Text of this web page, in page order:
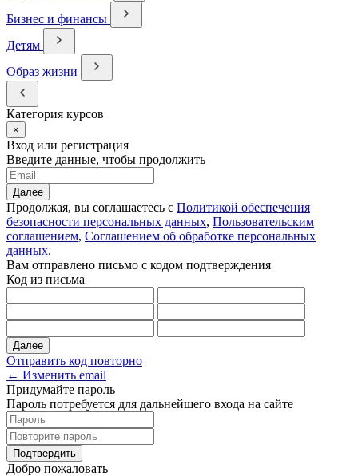
Бизнес и финансы
Детям
Образ жизни
Категория курсов
×
Вход или регистрация
Введите данные, чтобы продолжить
Далее
Продолжая, вы соглашаетесь с Политикой обеспечения
безопасности персональных данных, Пользовательским
соглашением, Соглашением об обработке персональных
данных.
Вам отправлено письмо с кодом подтверждения
Код из письма
Далее
Отправить код повторно
← Изменить email
Придумайте пароль
Пароль потребуется для дальнейшего входа на сайте
Подтвердить
Добро пожаловать